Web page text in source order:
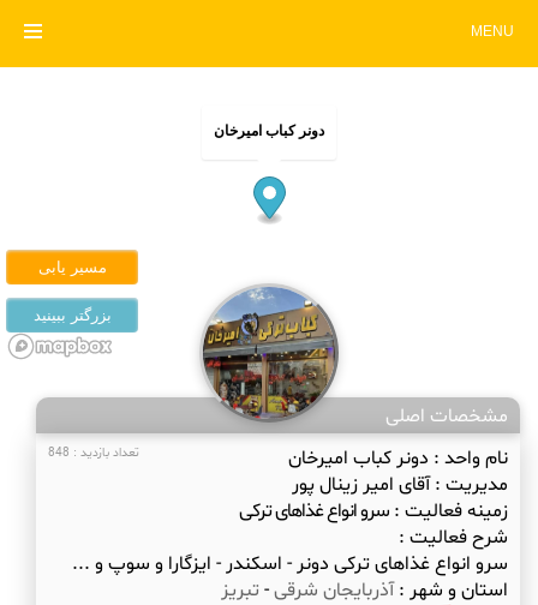
MENU
دونر کباب امیرخان
مشخصات اصلی
تعداد بازدید : 848 نام واحد : دونر کباب امیرخان
مدیریت :آقای امیر زینال پور
زمینه فعالیت :سرو انواع غذاهای ترکی
شرح فعالیت :
سرو انواع غذاهای ترکی دونر - اسکندر - ایزگارا و سوپ و ...
استان و شهر :آذربایجان شرقی- تبریز